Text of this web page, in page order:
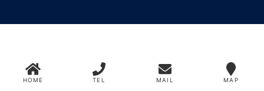
HOME TEL MAIL MAP